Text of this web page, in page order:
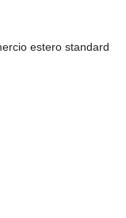
estero standard